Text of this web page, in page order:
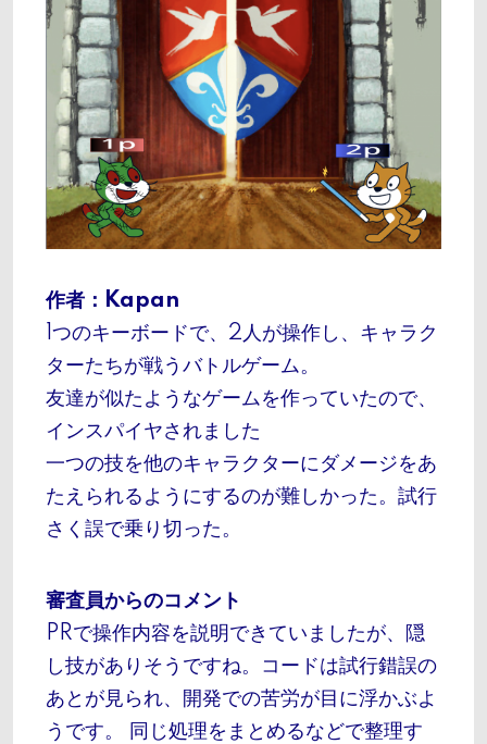
作者：Kapan
1つのキーボードで、2人が操作し、キャラク
ターたちが戦うバトルゲーム。
友達が似たようなゲームを作っていたので、
インスパイヤされました
一つの技を他のキャラクターにダメージをあ
たえられるようにするのが難しかった。試行
さく誤で乗り切った。
審査員からのコメント
PRで操作内容を説明できていましたが、隠
し技がありそうですね。コードは試行錯誤の
あとが見られ、開発での苦労が目に浮かぶよ
うです。 同じ処理をまとめるなどで整理す